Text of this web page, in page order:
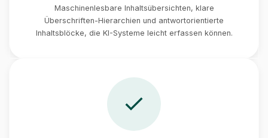
Maschinenlesbare Inhaltsübersichten, klare
Überschriften-Hierarchien und antwortorientierte
Inhaltsblöcke, die KI-Systeme leicht erfassen können.